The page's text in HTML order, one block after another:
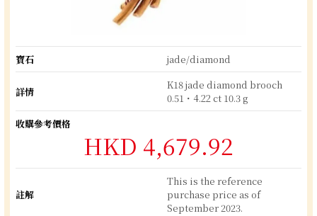
寶石 jade/diamond
詳情
K18 jade diamond brooch
0.51・4.22 ct 10.3 g
收購參考價格
HKD 4,679.92
註解
This is the reference
purchase price as of
September 2023.